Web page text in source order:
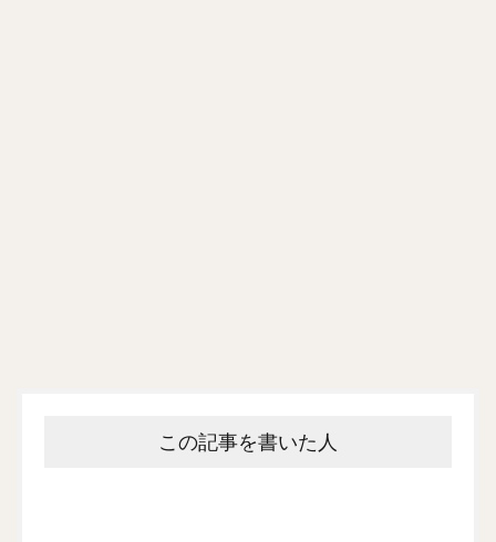
この記事を書いた人